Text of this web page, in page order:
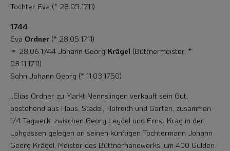
Tochter Eva (* 28.05.1711)
1744
Eva Ordner (* 28.05.1711)
⚭ 28.06.1744 Johann Georg Krägel (Büttnermeister, *
03.11.1711)
Sohn Johann Georg (* 11.03.1750)
„Elias Ordner zu Markt Nennslingen verkauft sein Gut,
bestehend aus Haus, Stadel, Hofreith und Garten, zusammen
1/4 Tagwerk, zwischen Georg Leydel und Ernst Krag in der
Lohgassen gelegen an seinen künftigen Tochtermann Johann
Georg Krägel, Meister des Büttnerhandwerks, um 400 Gulden